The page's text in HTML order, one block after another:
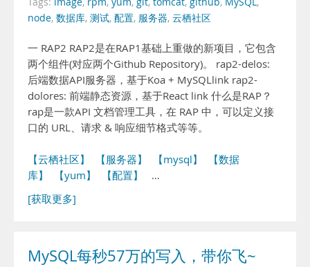
node, 数据库, 测试, 配置, 服务器, 云栖社区
一 RAP2 RAP2是在RAP1基础上重做的新项目，它包含
两个组件(对应两个Github Repository)。 rap2-delos:
后端数据API服务器，基于Koa + MySQLlink rap2-
dolores: 前端静态资源，基于React link 什么是RAP？
rap是一款API 文档管理工具，在 RAP 中，可以定义接
口的 URL、请求 & 响应细节格式等等。
【云栖社区】 【服务器】 【mysql】
【数据
库】
【yum】 【配置】
…
[获取更多]
MySQL每秒57万的写入，带你飞~